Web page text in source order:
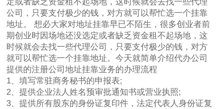
定或者缺乏资金租不起场地，这时候就会去找一些代理
公司，只要支付极少的钱，对方就可以帮忙选一个挂靠
地址。 想必大家对地址挂靠早已不陌生，很多创业者前
期创业时因场地还没选定或者缺乏资金租不起场地，这
时候就会去找一些代理公司，只要支付极少的钱，对方
就可以帮忙选一个挂靠地址。今天就简单介绍代办公司
提供的注册公司地址挂靠业务的办理流程
1、填写常驻商务秘书的申报表;
2、提供企业法人姓名预审批通知书或营业执照;
3、提供所有股东的身份证复印件，法定代表人身份证复